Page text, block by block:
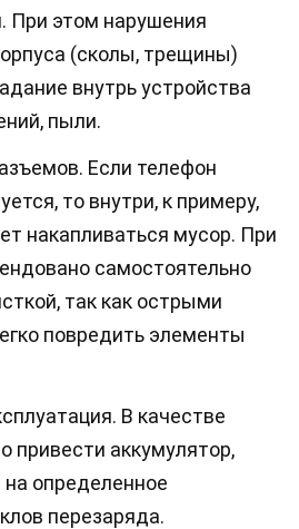
При этом нарушения
(сколы, трещины)
внутрь устройства
пыли.
Если телефон
то внутри, к примеру,
накапливаться мусор. При
самостоятельно
так как острыми
повредить элементы
В качестве
привести аккумулятор,
определенное
перезаряда.